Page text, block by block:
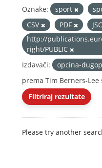
Oznake: sport
CSV
PDF
http://
right/PUBLIC
Izdavači:
opcina-
prema Tim Berners-Lee
Filtriraj rezultate
Please try another